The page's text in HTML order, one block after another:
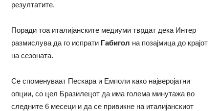
резултатите.
Поради тоа италијанските медиуми тврдат дека Интер
размислува да го испрати Габигол на позајмица до крајот
на сезоната.
Се споменуваат Пескара и Емполи како најверојатни
опции, со цел Бразилецот да има голема минутажа во
следните 6 месеци и да се привикне на италијанскиот